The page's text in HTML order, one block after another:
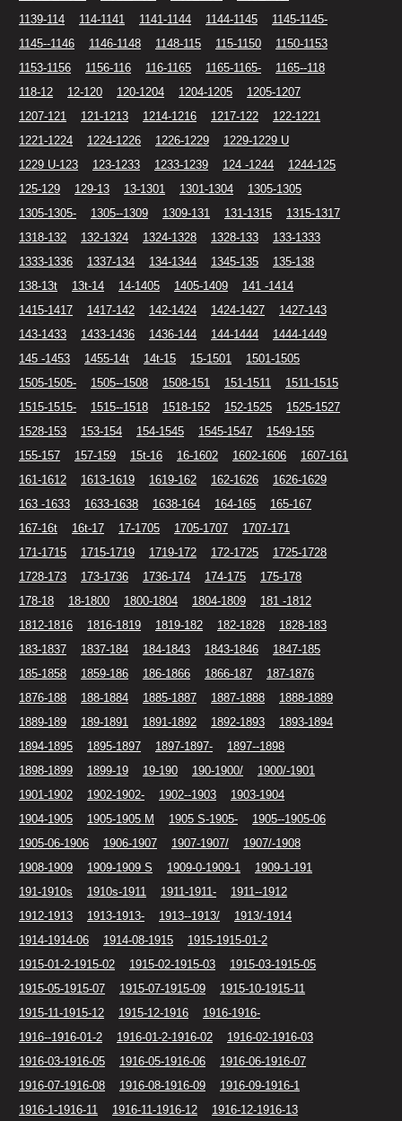
1139-114
114-1141 1141-1144 1144-1145
1145-1145-
1145--1146
1146-1148 1148-115 115-1150
1150-1153
1153-1156
1156-116 116-1165 1165-1165-
1165--118
118-12
12-120 120-1204 1204-1205
1205-1207
1207-121
121-1213 1214-1216 1217-122
122-1221
1221-1224
1224-1226 1226-1229
1229-1229 U
1229 U-123
123-1233 1233-1239 124 -1244
1244-125
125-129
129-13 13-1301 1301-1304
1305-1305
1305-1305-
1305--1309 1309-131 131-1315
1315-1317
1318-132
132-1324 1324-1328 1328-133
133-1333
1333-1336
1337-134 134-1344 1345-135
135-138
138-13t
13t-14 14-1405 1405-1409
141 -1414
1415-1417
1417-142 142-1424 1424-1427
1427-143
143-1433
1433-1436 1436-144 144-1444
1444-1449
145 -1453
1455-14t 14t-15 15-1501
1501-1505
1505-1505-
1505--1508 1508-151 151-1511
1511-1515
1515-1515-
1515--1518 1518-152 152-1525
1525-1527
1528-153
153-154 154-1545 1545-1547
1549-155
155-157
157-159 15t-16 16-1602 1602-1606
1607-161
161-1612
1613-1619 1619-162 162-1626
1626-1629
163 -1633
1633-1638 1638-164 164-165
165-167
167-16t
16t-17 17-1705 1705-1707
1707-171
171-1715
1715-1719 1719-172 172-1725
1725-1728
1728-173
173-1736 1736-174 174-175
175-178
178-18
18-1800 1800-1804 1804-1809
181 -1812
1812-1816
1816-1819 1819-182 182-1828
1828-183
183-1837
1837-184 184-1843 1843-1846
1847-185
185-1858
1859-186 186-1866 1866-187
187-1876
1876-188
188-1884 1885-1887 1887-1888
1888-1889
1889-189
189-1891 1891-1892 1892-1893
1893-1894
1894-1895
1895-1897 1897-1897-
1897--1898
1898-1899
1899-19 19-190 190-1900/
1900/-1901
1901-1902
1902-1902- 1902--1903
1903-1904
1904-1905
1905-1905 M 1905 S-1905-
1905--1905-06
1905-06-1906
1906-1907 1907-1907/
1907/-1908
1908-1909
1909-1909 S 1909-0-1909-1
1909-1-191
191-1910s
1910s-1911 1911-1911-
1911--1912
1912-1913
1913-1913- 1913--1913/
1913/-1914
1914-1914-06
1914-08-1915
1915-1915-01-2
1915-01-2-1915-02
1915-02-1915-03
1915-03-1915-05
1915-05-1915-07
1915-07-1915-09
1915-10-1915-11
1915-11-1915-12
1915-12-1916
1916-1916-
1916--1916-01-2
1916-01-2-1916-02
1916-02-1916-03
1916-03-1916-05
1916-05-1916-06
1916-06-1916-07
1916-07-1916-08
1916-08-1916-09
1916-09-1916-1
1916-1-1916-11
1916-11-1916-12
1916-12-1916-13